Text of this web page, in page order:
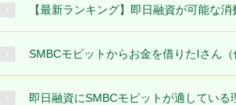
【最新ランキング】即日融資が可能な消
SMBCモビットからお金を借りたIさん（
即日融資にSMBCモビットが適している